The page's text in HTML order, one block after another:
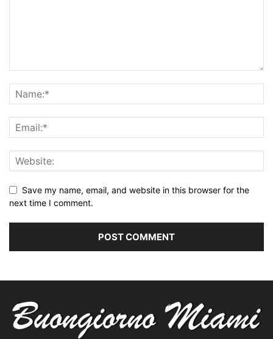
Save my name, email, and website in this browser for the
next time I comment.